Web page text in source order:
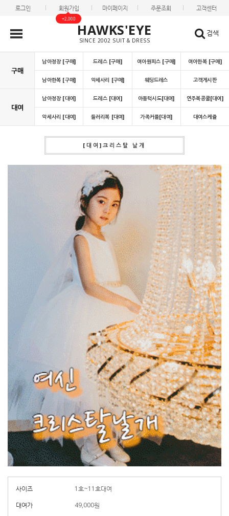
로그인 회원가입
+2,000
마이페이지 주문조회 고객센터
HAWKS'EYE
SINCE 2002 SUIT & DRESS
검색
구매
남아정장 [구매] 드레스 [구매] 여아원피스 [구매] 여아한복 [구매]
남아한복 [구매] 악세사리 [구매] 웨딩드레스 고객게시판
대여
남아정장 [대여] 드레스 [대여] 아동턱시도[대여] 연주복콩쿨[대여]
악세사리 [대여] 들러리복 [대여] 가족커플[대여] 대여스케쥴
[대여]크리스탈 날개
사이즈
1호~11호대여
대여가
49,000원